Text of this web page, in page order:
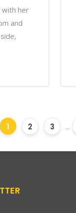
with her
and
1 2 3 ...